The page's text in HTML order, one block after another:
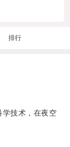
排行
技术，在夜空